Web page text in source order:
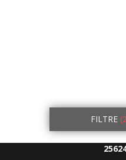
FILTRE